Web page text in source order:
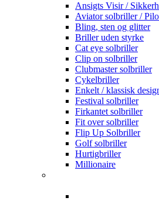
Ansigts Visir /
Aviator solbriller /
Bling, sten og glitter
Briller uden styrke
Cat eye solbriller
Clip on solbriller
Clubmaster solbriller
Cykelbriller
Enkelt / klassisk
Festival solbriller
Firkantet solbriller
Fit over solbriller
Flip Up Solbriller
Golf solbriller
Hurtigbriller
Millionaire